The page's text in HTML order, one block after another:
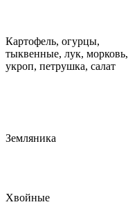
Картофель, огурцы,
тыквенные, лук, морковь,
укроп, петрушка, салат
Земляника
Хвойные